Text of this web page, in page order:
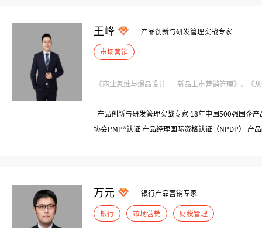
王峰 产品创新与研发管理实战专家
市场营销
《商业思维与爆品设计——新品上市营销管理》、《
产品创新与研发管理实战专家 18年中国500强国企
协会PMP®认证 产品经理国际资格认证（NPDP） 产
万元 银行产品营销专家
银行 市场营销 财税管理